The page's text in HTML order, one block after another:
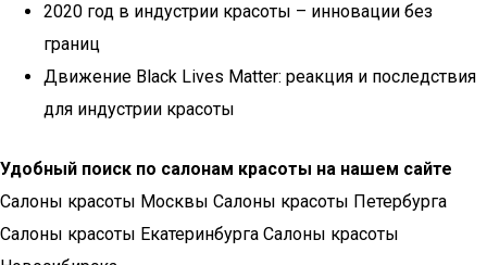
2020 год в индустрии красоты – инновации без
границ
Движение Black Lives Matter: реакция и последствия
для индустрии красоты
Удобный поиск по салонам красоты на нашем сайте
Салоны красоты Москвы Салоны красоты Петербурга
Салоны красоты Екатеринбурга Салоны красоты